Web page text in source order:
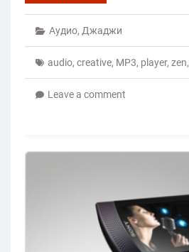
Аудио, Джаджи
audio, creative, MP3, player, zen,
Leave a comment